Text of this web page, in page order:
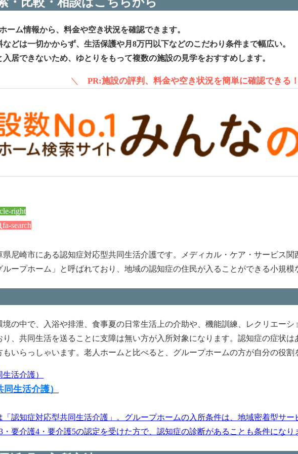
ーム情報から、料金や空き状況を確認できます。
どは一切かからず、生活保護や月8万円以下などのこだわり条件まで幅広い。
居できないため、ゆとりをもって複数の施設の見学をおすすめします。
＼ PR:施設の評判、料金や空き状況を簡単に確認できる
right
fa-search
尼崎市にある認知症対応型共同生活介護です。メディカル・ケア・サービス
ープホーム」と呼ばれており、地域の認知症の住民が入ることができる小規模
の中で、入浴や排泄、食事夏の日常生活上の介助や、機能訓練、レクリエー
、共同生活を送ることに支障は無い方が入所対象になります。認知症の症状
いらっしゃいます。老人ホームと比べると、グループホームの方が自分の役
生活介護）
認知症対応型共同生活介護」。グループホームの入所条件は、地域密着型サ
要介護4・要介護5の認定を受けた方で、認知症の診断があることも条件になり